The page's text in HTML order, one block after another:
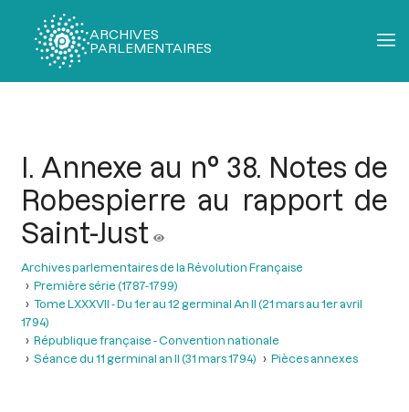
ARCHIVES
PARLEMENTAIRES
I. Annexe au n° 38. Notes de
Robespierre au rapport de
Saint-Just
Archives parlementaires de la Révolution Française
Première série (1787-1799)
Tome LXXXVII - Du 1er au 12 germinal An II (21 mars au 1er avril
1794)
République française - Convention nationale
Séance du 11 germinal an II (31 mars 1794)
Pièces annexes